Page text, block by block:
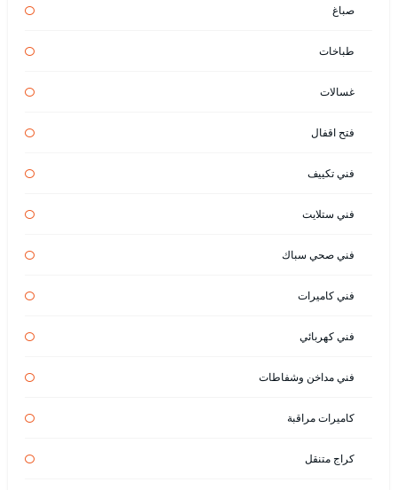
صباغ
طباخات
غسالات
فتح اقفال
فني تكييف
فني ستلايت
فني صحي سباك
فني كاميرات
فني كهربائي
فني مداخن وشفاطات
كاميرات مراقبة
كراج متنقل